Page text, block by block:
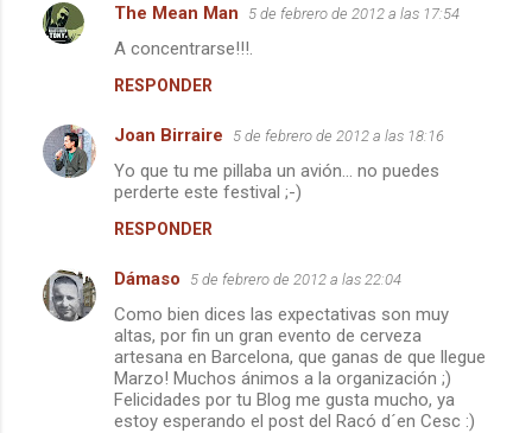
C
e
n
i
o
The Mean Man 5 de febrero de 2012 a las 17:54
A concentrarse!!!.
RESPONDER
Joan Birraire 5 de febrero de 2012 a las 18:16
Yo que tu me pillaba un avión... no puedes
perderte este festival ;-)
RESPONDER
Dámaso 5 de febrero de 2012 a las 22:04
Como bien dices las expectativas son muy
altas, por fin un gran evento de cerveza
artesana en Barcelona, que ganas de que llegue
Marzo! Muchos ánimos a la organización ;)
Felicidades por tu Blog me gusta mucho, ya
estoy esperando el post del Racó d´en Cesc :)